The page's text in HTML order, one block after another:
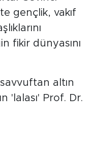
gençlik, vakıf
fikir dünyasını